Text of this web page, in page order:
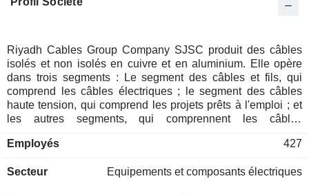
Riyadh Cables Group Company SJSC produit des câbles
isolés et non isolés en cuivre et en aluminium. Elle opère
dans trois segments : Le segment des câbles et fils, qui
comprend les câbles électriques ; le segment des câbles
haute tension, qui comprend les projets prêts à l'emploi ; et
les autres segments, qui comprennent les câbles
comprennent les fils, les câbles basse, moyenne, haute et
câbles d'instrumentation et de contrôle, les câbles d'énergie
Employés 427
Secteur Equipements et composants électriques